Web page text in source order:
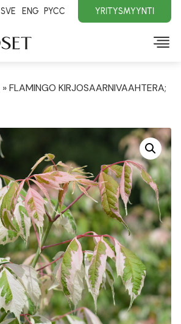
SVE ENG PYCC YRITYSMYYNTI
»FLAMINGO KIRJOSAARNIVAAHTERA;